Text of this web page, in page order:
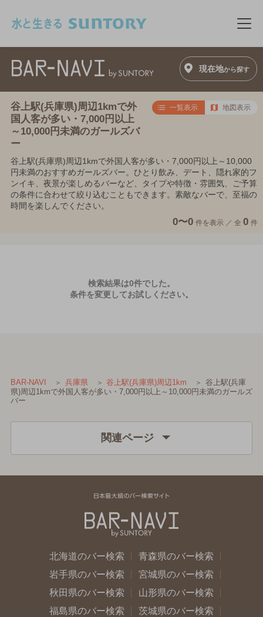
メ
現在地から探す
谷上駅(兵庫県)周辺1kmで外
国人客が多い・7,000円以上
～10,000円未満のガールズバ
ー
一覧表示 地図表示
谷上駅(兵庫県)周辺1kmで外国人客が多い・7,000円以上～10,000
円未満のおすすめガールズバー。ひとり飲み、デート、隠れ家的フ
ンイキ、夜景が楽しめるバーなど、タイプや特徴・雰囲気、ご予算
の条件に合わせて絞り込むこともできます。素敵なバーで、至福の
時間を楽しんでください。
0〜0 件を表示 ／ 全 0 件
検索結果は0件でした。
条件を変更してお試しください。
BAR-NAVI 兵庫県 谷上駅(兵庫県)周辺1km
谷上駅(兵庫
県)周辺1kmで外国人客が多い・7,000円以上～10,000円未満のガールズ
バー
関連ページ
北海道のバー検索
青森県のバー検索
岩手県のバー検索
宮城県のバー検索
秋田県のバー検索
山形県のバー検索
福島県のバー検索
茨城県のバー検索